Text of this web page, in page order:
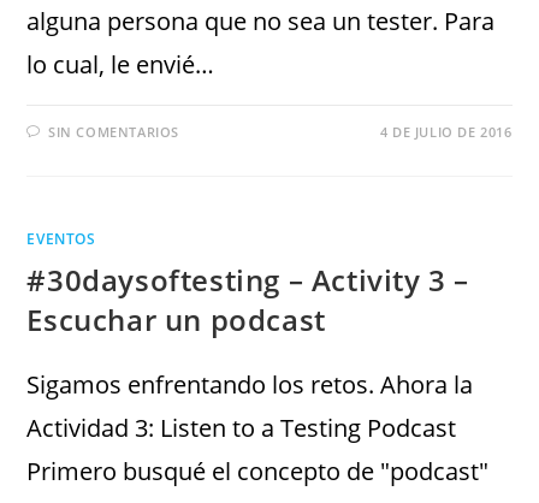
alguna persona que no sea un tester. Para
lo cual, le envié…
SIN COMENTARIOS 4 DE JULIO DE 2016
EVENTOS
#30daysoftesting – Activity 3 –
Escuchar un podcast
Sigamos enfrentando los retos. Ahora la
Actividad 3: Listen to a Testing Podcast
Primero busqué el concepto de "podcast"